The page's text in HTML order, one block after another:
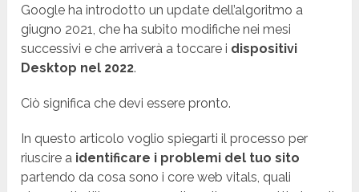
Google ha introdotto un update dell’algoritmo a
giugno 2021, che ha subito modifiche nei mesi
successivi e che arriverà a toccare i dispositivi
Desktop nel 2022.
Ciò significa che devi essere pronto.
In questo articolo voglio spiegarti il processo per
riuscire a identificare i problemi del tuo sito
partendo da cosa sono i core web vitals, quali